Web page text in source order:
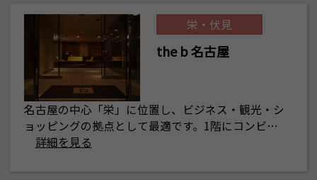
栄・伏見
the b 名古屋
名古屋の中心「栄」に位置し、ビジネス・観光・シ
ョッピングの拠点として最適です。1階にコンビ…
詳細を見る